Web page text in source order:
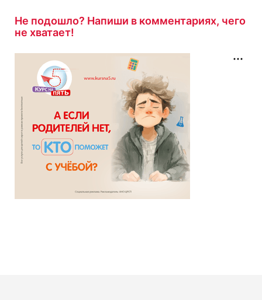
Не подошло? Напиши в комментариях, чего
не хватает!